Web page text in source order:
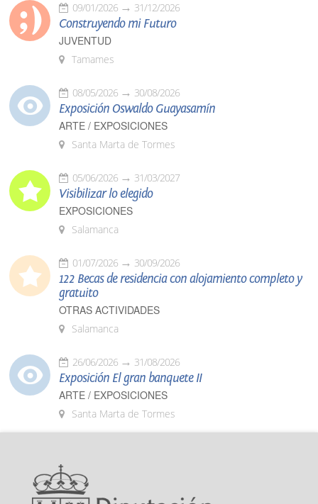
09/01/2026 31/12/2026
Construyendo mi Futuro
JUVENTUD
Tamames
08/05/2026 30/08/2026
Exposición Oswaldo Guayasamín
ARTE / EXPOSICIONES
Santa Marta de Tormes
05/06/2026 31/03/2027
Visibilizar lo elegido
EXPOSICIONES
Salamanca
01/07/2026 30/09/2026
122 Becas de residencia con alojamiento completo y
gratuito
OTRAS ACTIVIDADES
Salamanca
26/06/2026 31/08/2026
Exposición El gran banquete II
ARTE / EXPOSICIONES
Santa Marta de Tormes